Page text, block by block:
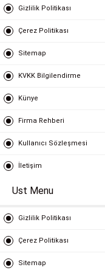
Gizlilik Politikası
Çerez Politikası
Sitemap
KVKK Bilgilendirme
Künye
Firma Rehberi
Kullanıcı Sözleşmesi
İletişim
Ust Menu
Gizlilik Politikası
Çerez Politikası
Sitemap